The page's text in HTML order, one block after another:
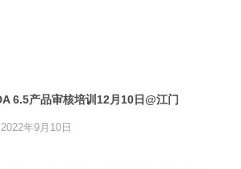
6.5产品审核培训12月10日@江门
2022年9月10日